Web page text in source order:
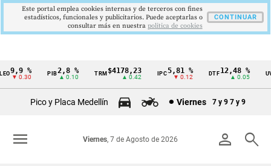
Cintillo
Colombia
9,9 %
▼ 0.30
PIB 2,8 %
▲ 0.10
TRM$4178,23
▲ 0.42
IPC5,81 %
▼ 0.12
DTF12,48 %
▲ 0.05
Pico y Placa Medellín Viernes 7 y 9 7 y 9
person search
Viernes, 7 de Agosto de 2026
menu
Este portal emplea cookies internas y de terceros con fines
estadísticos, funcionales y publicitarios. Puede aceptarlas o
consultar más en nuestra politica de cookies
CONTINUAR